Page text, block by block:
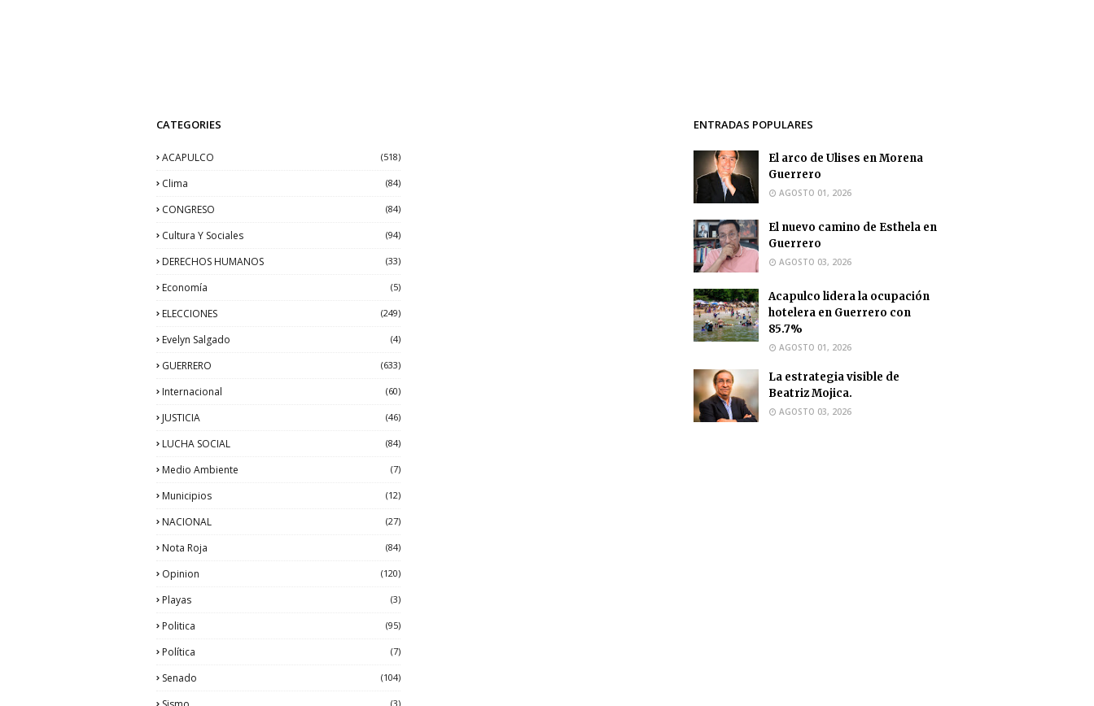
CATEGORIES
ACAPULCO (518)
Clima (84)
CONGRESO (84)
Cultura Y Sociales (94)
DERECHOS HUMANOS (33)
Economía (5)
ELECCIONES (249)
Evelyn Salgado (4)
GUERRERO (633)
Internacional (60)
JUSTICIA (46)
LUCHA SOCIAL (84)
Medio Ambiente (7)
Municipios (12)
NACIONAL (27)
Nota Roja (84)
Opinion (120)
Playas (3)
Politica (95)
Política (7)
Senado (104)
(3)
ENTRADAS POPULARES
El arco de Ulises en Morena
Guerrero
AGOSTO 01, 2026
El nuevo camino de Esthela en
Guerrero
AGOSTO 03, 2026
Acapulco lidera la ocupación
hotelera en Guerrero con
85.7%
AGOSTO 01, 2026
La estrategia visible de
Beatriz Mojica.
AGOSTO 03, 2026